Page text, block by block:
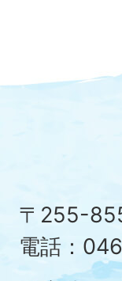
〒255-
電話：